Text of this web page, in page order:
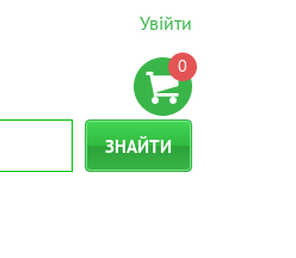
Увійти
0
ЗНАЙТИ